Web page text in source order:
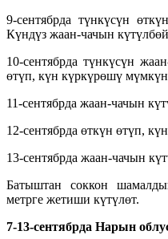
9-сентябрда түнкүсүн
Күндүз жаан-чачын
10-сентябрда түнкүсүн
өтүп, күн күркүрөшү
11-сентябрда жаан-чачын
12-сентябрда өткүн өтүп,
13-сентябрда жаан-чачын
Батыштан соккон
метрге жетиши күтүлөт.
7-13-сентябрда Нарын